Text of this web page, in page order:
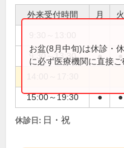
外来受付時間 月 火
9:30～13:30 ● ●
15:00～19:30 ● ●
お盆(8月中旬)は休診・
に必ず医療機関に直接ご
休診日: 日・祝